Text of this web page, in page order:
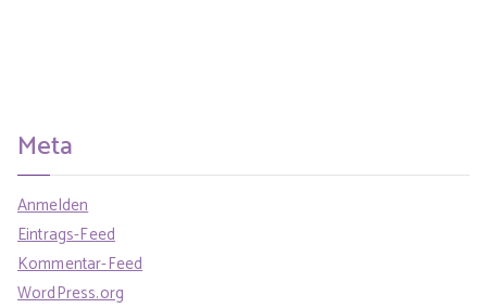
Meta
Anmelden
Eintrags-Feed
Kommentar-Feed
WordPress.org